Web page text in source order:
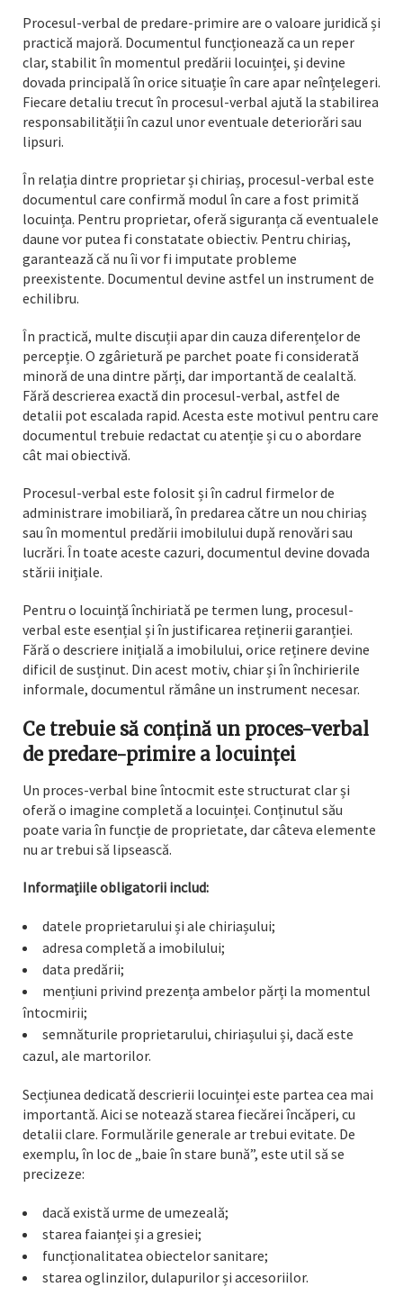
Procesul-verbal de predare-primire are o valoare juridică și
practică majoră. Documentul funcționează ca un reper
clar, stabilit în momentul predării locuinței, și devine
dovada principală în orice situație în care apar neînțelegeri.
Fiecare detaliu trecut în procesul-verbal ajută la stabilirea
responsabilității în cazul unor eventuale deteriorări sau
lipsuri.
În relația dintre proprietar și chiriaș, procesul-verbal este
documentul care confirmă modul în care a fost primită
locuința. Pentru proprietar, oferă siguranța că eventualele
daune vor putea fi constatate obiectiv. Pentru chiriaș,
garantează că nu îi vor fi imputate probleme
preexistente. Documentul devine astfel un instrument de
echilibru.
În practică, multe discuții apar din cauza diferențelor de
percepție. O zgârietură pe parchet poate fi considerată
minoră de una dintre părți, dar importantă de cealaltă.
Fără descrierea exactă din procesul-verbal, astfel de
detalii pot escalada rapid. Acesta este motivul pentru care
documentul trebuie redactat cu atenție și cu o abordare
cât mai obiectivă.
Procesul-verbal este folosit și în cadrul firmelor de
administrare imobiliară, în predarea către un nou chiriaș
sau în momentul predării imobilului după renovări sau
lucrări. În toate aceste cazuri, documentul devine dovada
stării inițiale.
Pentru o locuință închiriată pe termen lung, procesul-
verbal este esențial și în justificarea reținerii garanției.
Fără o descriere inițială a imobilului, orice reținere devine
dificil de susținut. Din acest motiv, chiar și în închirierile
informale, documentul rămâne un instrument necesar.
Ce trebuie să conțină un proces-verbal
de predare-primire a locuinței
Un proces-verbal bine întocmit este structurat clar și
oferă o imagine completă a locuinței. Conținutul său
poate varia în funcție de proprietate, dar câteva elemente
nu ar trebui să lipsească.
Informațiile obligatorii includ:
datele proprietarului și ale chiriașului;
adresa completă a imobilului;
data predării;
mențiuni privind prezența ambelor părți la momentul
întocmirii;
semnăturile proprietarului, chiriașului și, dacă este
cazul, ale martorilor.
Secțiunea dedicată descrierii locuinței este partea cea mai
importantă. Aici se notează starea fiecărei încăperi, cu
detalii clare. Formulările generale ar trebui evitate. De
exemplu, în loc de „baie în stare bună”, este util să se
precizeze:
dacă există urme de umezeală;
starea faianței și a gresiei;
funcționalitatea obiectelor sanitare;
starea oglinzilor, dulapurilor și accesoriilor.